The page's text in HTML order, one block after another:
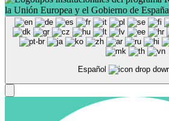
Español